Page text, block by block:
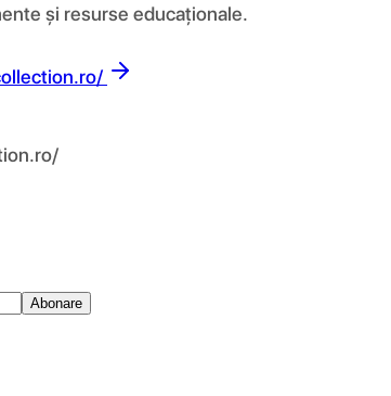
și resurse educaționale.
Abonare